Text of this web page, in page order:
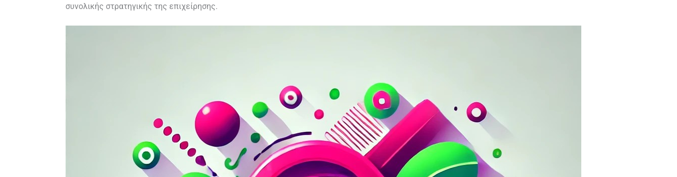
συνολικής στρατηγικής της επιχείρησης.